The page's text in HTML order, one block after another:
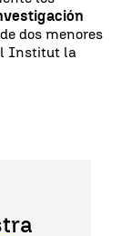
de dos menores
Institut la